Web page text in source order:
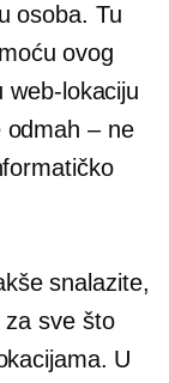
osoba. Tu
ovog
web-lokaciju
odmah – ne
snalazite,
za sve što
U